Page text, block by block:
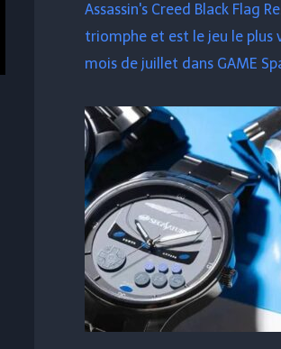
Assassin's Creed Black Flag
triomphe et est le jeu le plus
mois de juillet dans GAME